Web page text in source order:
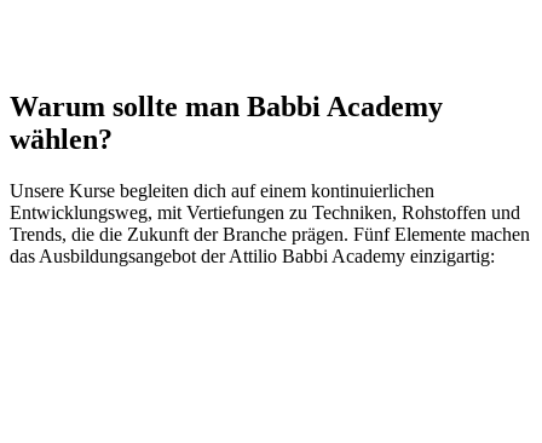
Warum sollte man Babbi Academy
wählen?
Unsere Kurse begleiten dich auf einem kontinuierlichen
Entwicklungsweg, mit Vertiefungen zu Techniken, Rohstoffen und
Trends, die die Zukunft der Branche prägen. Fünf Elemente machen
das Ausbildungsangebot derAttilio Babbi Academy einzigartig: